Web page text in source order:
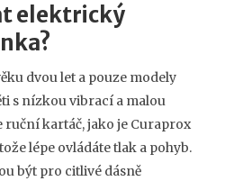
elektrický
dvou let a pouze modely
s nízkou vibrací a malou
ruční kartáč, jako je Curaprox
lépe ovládáte tlak a pohyb.
být pro citlivé dásně